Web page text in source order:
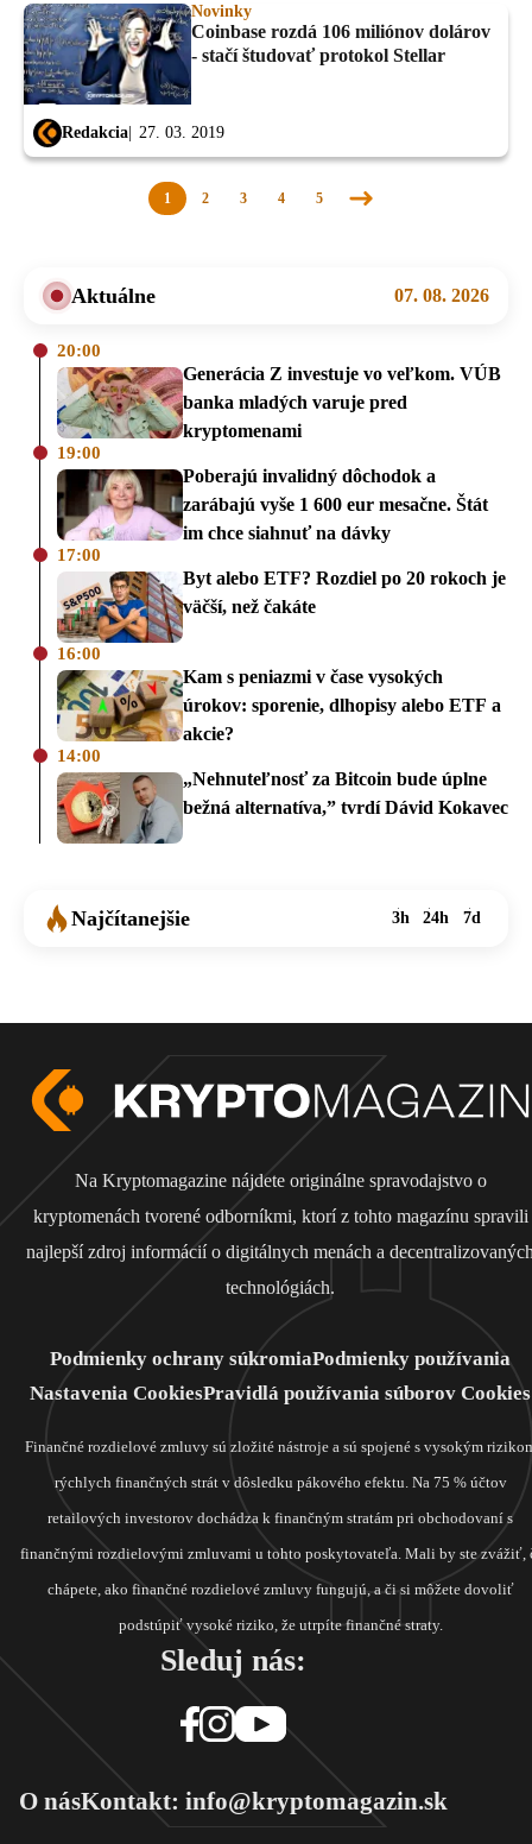
Novinky
Coinbase rozdá 106 miliónov dolárov
- stačí študovať protokol Stellar
Redakcia 27. 03. 2019
1 2 3 4 5
Nasledujúca
Aktuálne 07. 08. 2026
20:00
Generácia Z investuje vo veľkom. VÚB
banka mladých varuje pred
kryptomenami
19:00
Poberajú invalidný dôchodok a
zarábajú vyše 1 600 eur mesačne. Štát
im chce siahnuť na dávky
17:00
Byt alebo ETF? Rozdiel po 20 rokoch je
väčší, než čakáte
16:00
Kam s peniazmi v čase vysokých
úrokov: sporenie, dlhopisy alebo ETF a
akcie?
14:00
„Nehnuteľnosť za Bitcoin bude úplne
bežná alternatíva,” tvrdí Dávid Kokavec
Najčítanejšie 3h 24h 7d
Na Kryptomagazine nájdete originálne spravodajstvo o
kryptomenách tvorené odborníkmi, ktorí z tohto magazínu spravili
najlepší zdroj informácií o digitálnych menách a
technológiách.
Podmienky ochrany súkromiaPodmienky používania
Nastavenia CookiesPravidlá používania súborov Cookies
Finančné rozdielové zmluvy sú zložité nástroje a sú spojené s vysokým
rýchlych finančných strát v dôsledku pákového efektu. Na 75 % účtov
retailových investorov dochádza k finančným stratám pri obchodovaní s
finančnými rozdielovými zmluvami u tohto poskytovateľa. Mali by ste zvážiť,
chápete, ako finančné rozdielové zmluvy fungujú, a či si môžete dovoliť
podstúpiť vysoké riziko, že utrpíte finančné straty.
Sleduj nás:
O násKontakt: info@kryptomagazin.sk